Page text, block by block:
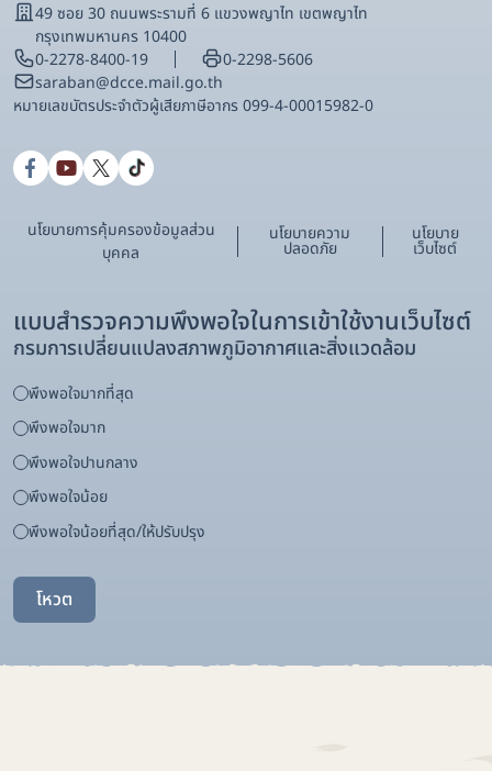
49 ซอย 30 ถนนพระรามที่ 6 แขวงพญาไท เขตพญาไท
กรุงเทพมหานคร 10400
0-2278-8400-19
0-2298-5606
saraban@dcce.mail.go.th
หมายเลขบัตรประจําตัวผู้เสียภาษีอากร 099-4-00015982-0
นโยบายการคุ้มครองข้อมูลส่วน
บุคคล
นโยบายความ
ปลอดภัย
นโยบาย
เว็บไซต์
แบบสำรวจความพึงพอใจในการเข้าใช้งานเว็บไซต์
กรมการเปลี่ยนแปลงสภาพภูมิอากาศและสิ่งแวดล้อม
พึงพอใจมากที่สุด
พึงพอใจมาก
พึงพอใจปานกลาง
พึงพอใจน้อย
พึงพอใจน้อยที่สุด/ให้ปรับปรุง
โหวต